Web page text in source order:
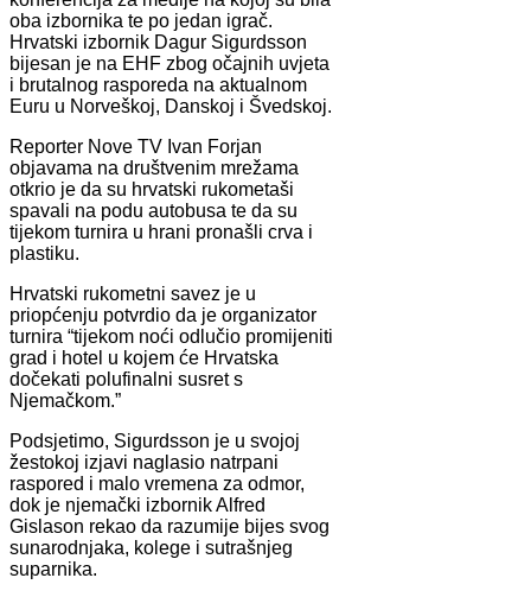
oba izbornika te po jedan igrač.
Hrvatski izbornik Dagur Sigurdsson
bijesan je na EHF zbog očajnih uvjeta
i brutalnog rasporeda na aktualnom
Euru u Norveškoj, Danskoj i Švedskoj.
Reporter Nove TV Ivan Forjan
objavama na društvenim mrežama
otkrio je da su hrvatski rukometaši
spavali na podu autobusa te da su
tijekom turnira u hrani pronašli crva i
plastiku.
Hrvatski rukometni savez je u
priopćenju potvrdio da je organizator
turnira “tijekom noći odlučio promijeniti
grad i hotel u kojem će Hrvatska
dočekati polufinalni susret s
Njemačkom.”
Podsjetimo, Sigurdsson je u svojoj
žestokoj izjavi naglasio natrpani
raspored i malo vremena za odmor,
dok je njemački izbornik Alfred
Gislason rekao da razumije bijes svog
sunarodnjaka, kolege i sutrašnjeg
suparnika.